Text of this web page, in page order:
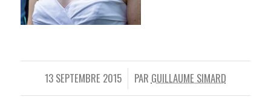
13 SEPTEMBRE 2015
/ PAR GUILLAUME SIMARD